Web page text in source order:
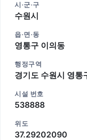
시·군·구
수원시
읍·면·동
영통구 이의동
행정구역
경기도 수원시 영
시설 번호
538888
위도
37.29202090